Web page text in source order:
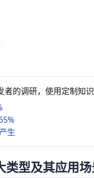
的调研，使用定制知
生
型及其应用